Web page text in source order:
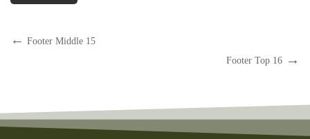
Footer Middle 15
Footer Top 16